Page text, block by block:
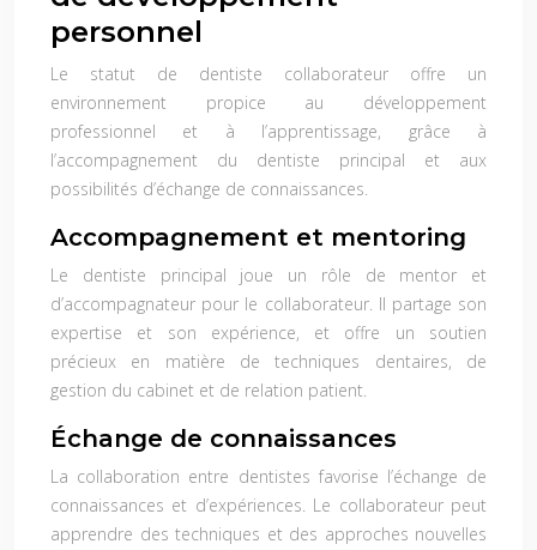
personnel
Le statut de dentiste collaborateur offre un
environnement propice au développement
professionnel et à l’apprentissage, grâce à
l’accompagnement du dentiste principal et aux
possibilités d’échange de connaissances.
Accompagnement et mentoring
Le dentiste principal joue un rôle de mentor et
d’accompagnateur pour le collaborateur. Il partage son
expertise et son expérience, et offre un soutien
précieux en matière de techniques dentaires, de
gestion du cabinet et de relation patient.
Échange de connaissances
La collaboration entre dentistes favorise l’échange de
connaissances et d’expériences. Le collaborateur peut
apprendre des techniques et des approches nouvelles